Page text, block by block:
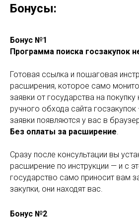
Бонусы:
Бонус №1
Программа поиска госзакупок
Готовая ссылка и пошаговая
расширения, которое само
заявки от государства на покупку
ручного обхода сайта
заявки появляются у вас в
Без оплаты за расширение.
Сразу после консультации вы
расширение по инструкции — и с
государство само приносит вам
закупки, они находят вас.
Бонус №2